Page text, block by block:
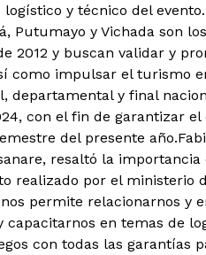
y técnico del evento.
Putumayo y Vichada son
2012 y buscan validar y
como impulsar el turismo
departamental y final
con el fin de garantizar
del presente
resaltó la
realizado por el ministerio
permite relacionarnos y
capacitarnos en temas de
con todas las garantías